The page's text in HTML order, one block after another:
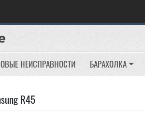
НЕИСПРАВНОСТИ БАРАХОЛКА
R45